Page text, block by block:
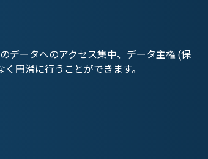
データへのアクセス集中、データ主権 (保
円滑に行うことができます。